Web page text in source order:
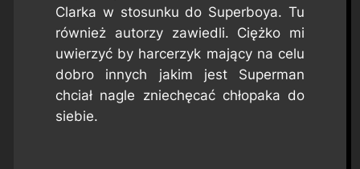
Clarka w stosunku do Superboya. Tu
również autorzy zawiedli. Ciężko mi
uwierzyć by harcerzyk mający na celu
dobro innych jakim jest Superman
chciał nagle zniechęcać chłopaka do
siebie.